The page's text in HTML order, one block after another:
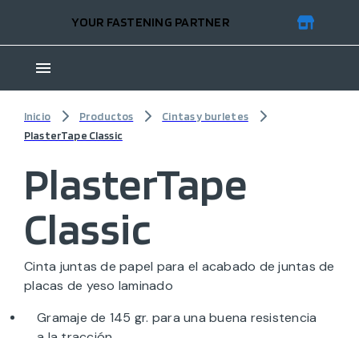
YOUR FASTENING PARTNER
Inicio Productos
Cintas y burletes
PlasterTape Classic
PlasterTape
Classic
Cinta juntas de papel para el acabado de juntas de
placas de yeso laminado
Gramaje de 145 gr. para una buena resistencia